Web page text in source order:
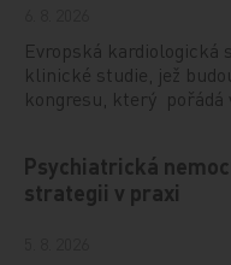
Evropská kardiologická
klinické studie, jež
kongresu, který pořádá
Psychiatrická
strategii v praxi